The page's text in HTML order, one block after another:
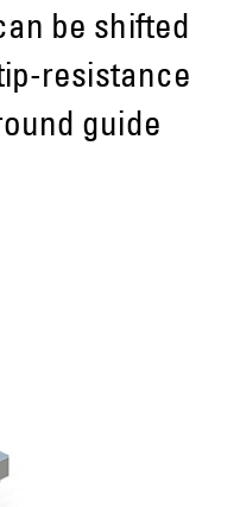
be shifted
resistance
guide